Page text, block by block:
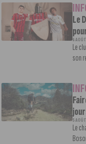
Le
6
Le
son
5
Le